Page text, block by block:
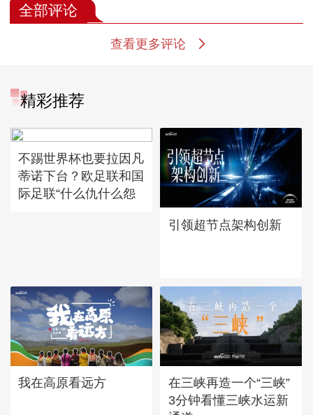
全部评论
查看更多评论
精彩推荐
不踢世界杯也要拉因凡
蒂诺下台？欧足联和国
际足联“什么仇什么怨
引领超节点架构创新
我在高原看远方
在三峡再造一个“三峡”
3分钟看懂三峡水运新